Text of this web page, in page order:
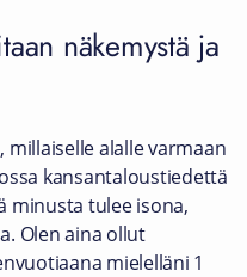
näkemystä ja
millaiselle alalle varmaan
kansantaloustiedettä
minusta tulee isona,
Olen aina ollut
mielelläni 1